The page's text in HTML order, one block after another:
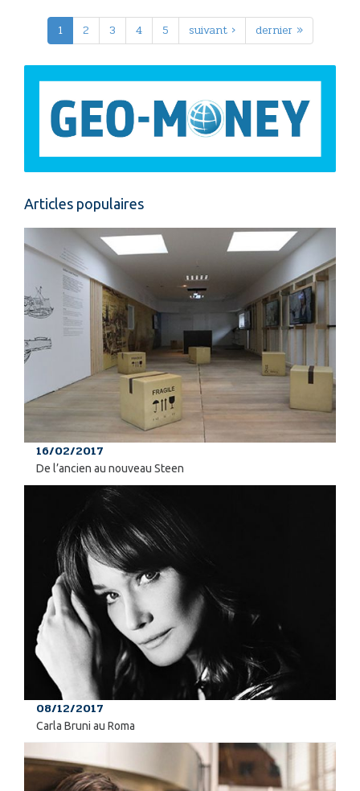
1 2 3 4 5 suivant › dernier »
Articles populaires
16/02/2017
De l’ancien au nouveau Steen
08/12/2017
Carla Bruni au Roma